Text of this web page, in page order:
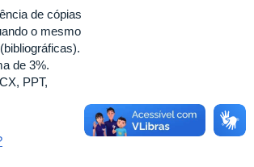
de cópias
o mesmo
de 3%.
PPT,